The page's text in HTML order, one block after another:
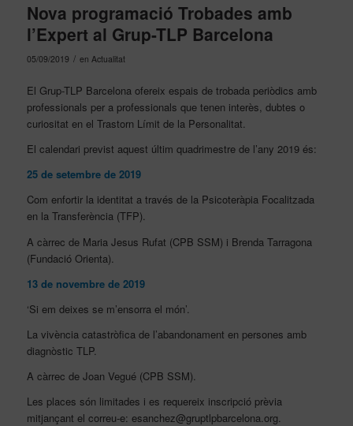
Nova programació Trobades amb
l’Expert al Grup-TLP Barcelona
05/09/2019 / en Actualitat
El Grup-TLP Barcelona ofereix espais de trobada periòdics amb
professionals per a professionals que tenen interès, dubtes o
curiositat en el Trastorn Límit de la Personalitat.
El calendari previst aquest últim quadrimestre de l’any 2019 és:
25 de setembre de 2019
Com enfortir la identitat a través de la Psicoteràpia Focalitzada
en la Transferència (TFP).
A càrrec de Maria Jesus Rufat (CPB SSM) i Brenda Tarragona
(Fundació Orienta).
13 de novembre de 2019
‘Si em deixes se m’ensorra el món’.
La vivència catastròfica de l’abandonament en persones amb
diagnòstic TLP.
A càrrec de Joan Vegué (CPB SSM).
Les places són limitades i es requereix inscripció prèvia
mitjançant el correu-e: esanchez@gruptlpbarcelona.org.